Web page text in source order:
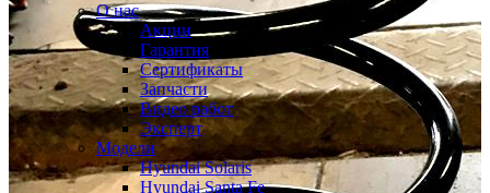
О нас
Акции
Гарантия
Сертификаты
Запчасти
Видео работ
Эксперт
Модели
Hyundai Solaris
Hyundai Santa Fe